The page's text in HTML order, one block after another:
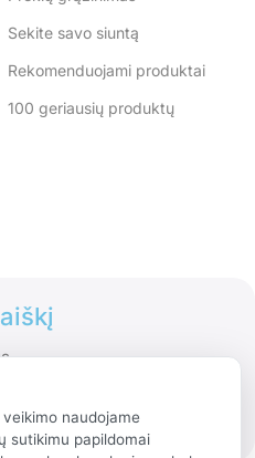
Sekite savo siuntą
Rekomenduojami produktai
100 geriausių produktų
naudojame
sutikimu papildomai